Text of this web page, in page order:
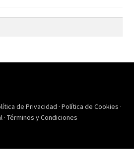
de Privacidad · Política de Cookies ·
· Términos y Condiciones